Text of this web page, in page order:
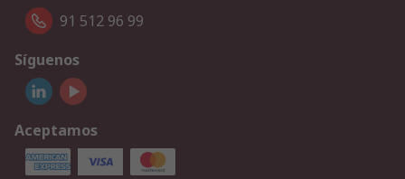
91 512 96 99
Síguenos
Aceptamos